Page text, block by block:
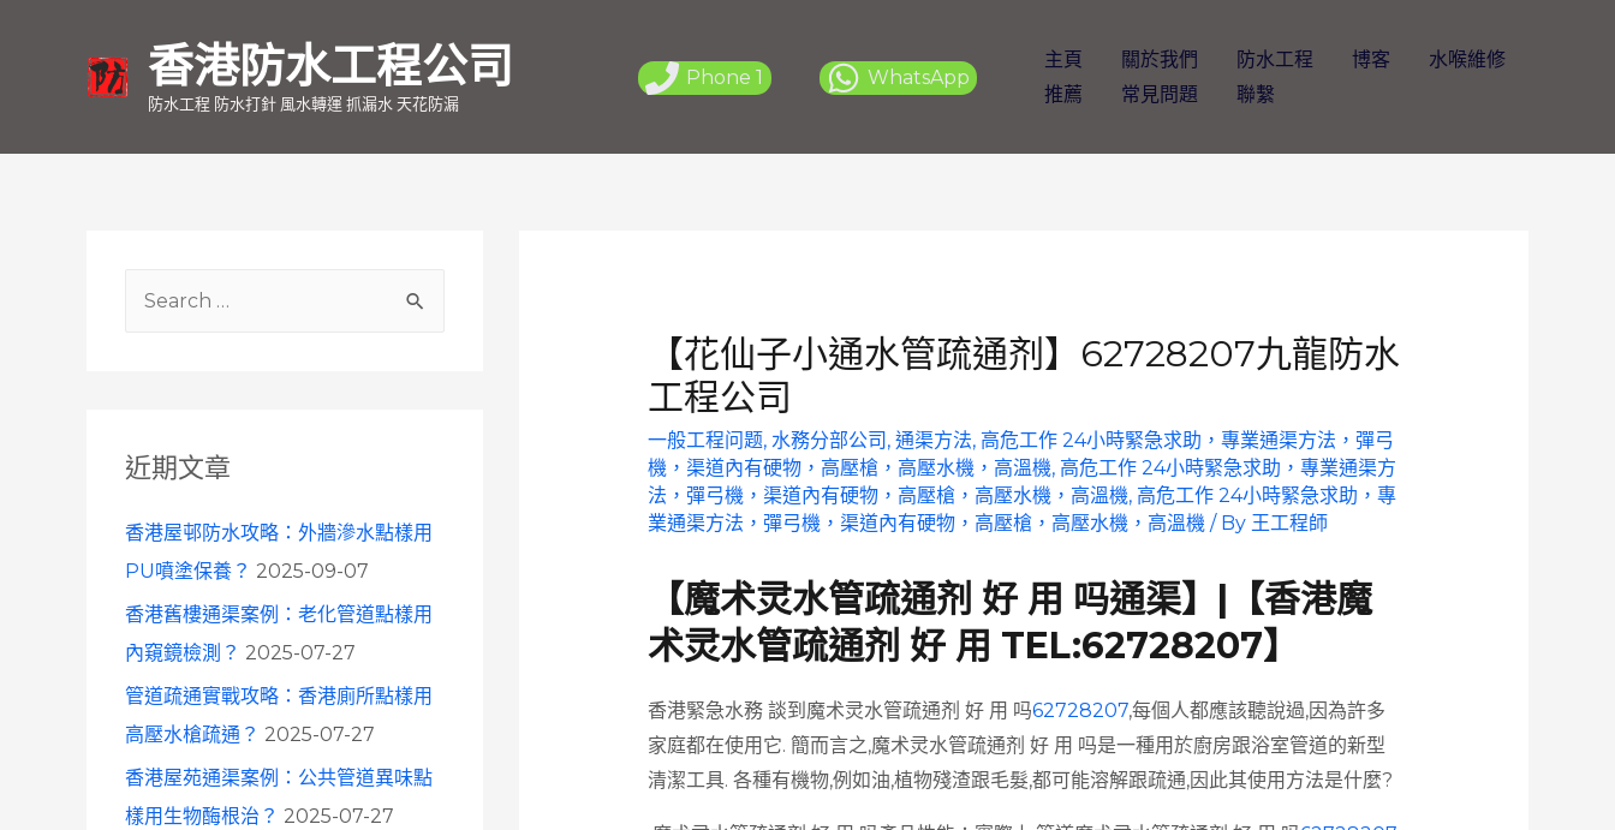
香港防水工程公司
防水工程 防水打針 風水轉運 抓漏水 天花防漏
Phone 1 WhatsApp
主頁 關於我們 防水工程 博客
水喉維修
推薦
常見問題 聯繫
h
近期文章
香港屋邨防水攻略：外牆滲水點樣用
PU噴塗保養？ 2025-09-07
香港舊樓通渠案例：老化管道點樣用
內窺鏡檢測？ 2025-07-27
管道疏通實戰攻略：香港廁所點樣用
高壓水槍疏通？ 2025-07-27
香港屋苑通渠案例：公共管道異味點
樣用生物酶根治？ 2025-07-27
【花仙子小通水管疏通剂】62728207九龍防水
工程公司
一般工程问题, 水務分部公司 , 通渠方法, 高危工作 24小時緊急求助，專業通渠方法，彈弓
機，渠道內有硬物，高壓槍，高壓水機，高溫機, 高危工作 24小時緊急求助，專業通渠方
法，彈弓機，渠道內有硬物，高壓槍，高壓水機，高溫機, 高危工作 24小時緊急求助，專
業通渠方法，彈弓機，渠道內有硬物，高壓槍，高壓水機，高溫機/ By 王工程師
【魔术灵水管疏通剂 好 用 吗通渠】|【香港魔
术灵水管疏通剂 好 用 TEL:62728207】
香港緊急水務 談到魔术灵水管疏通剂 好 用 吗62728207,每個人都應該聽說過,因為許多
家庭都在使用它. 簡而言之,魔术灵水管疏通剂 好 用 吗是一種用於廚房跟浴室管道的新型
清潔工具. 各種有機物,例如油,植物殘渣跟毛髮,都可能溶解跟疏通,因此其使用方法是什麼?